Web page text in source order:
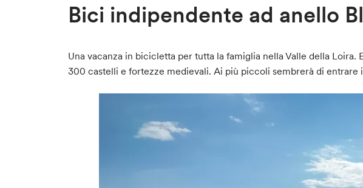
Bici indipendente ad anello
Una vacanza in bicicletta per tutta la famiglia nella Valle della
300 castelli e fortezze medievali. Ai più piccoli sembrerà di